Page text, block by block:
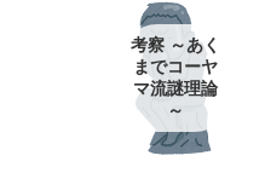
考察 ～あく
までコーヤ
マ流謎理論
～